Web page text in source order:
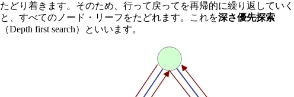
たどり着きます。そのため、行って戻ってを再帰的に繰り返していく
と、すべてのノード・リーフをたどれます。これを深さ優先探索
（Depth first search）といいます。